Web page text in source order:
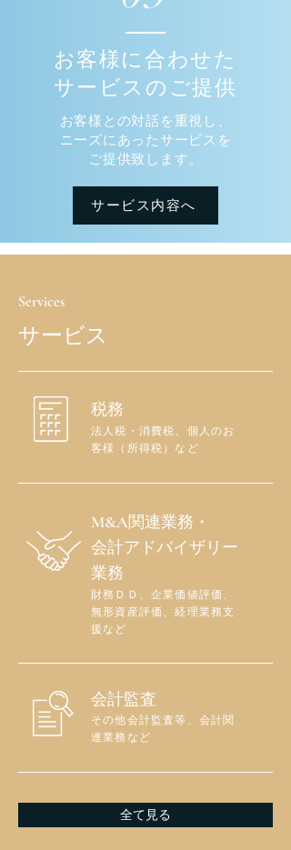
お客様に合わせた
サービスのご提供
お客様との対話を重視し、
ニーズにあったサービスを
ご提供致します。
サービス内容へ
Services
サービス
税務
法人税・消費税、個人のお
客様（所得税）など
M&A関連業務・
会計アドバイザリー
業務
財務ＤＤ、企業価値評価、
無形資産評価、経理業務支
援など
会計監査
その他会計監査等、会計関
連業務など
全て見る